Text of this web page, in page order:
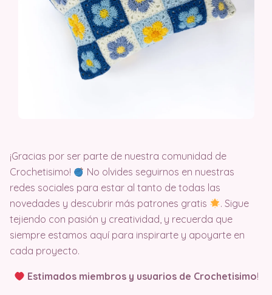
¡Gracias por ser parte de nuestra comunidad de
Crochetisimo!
No olvides seguirnos en nuestras
redes sociales para estar al tanto de todas las
novedades y descubrir más patrones gratis
. Sigue
tejiendo con pasión y creatividad, y recuerda que
siempre estamos aquí para inspirarte y apoyarte en
cada proyecto.
Estimados miembros y usuarios de Crochetisimo!